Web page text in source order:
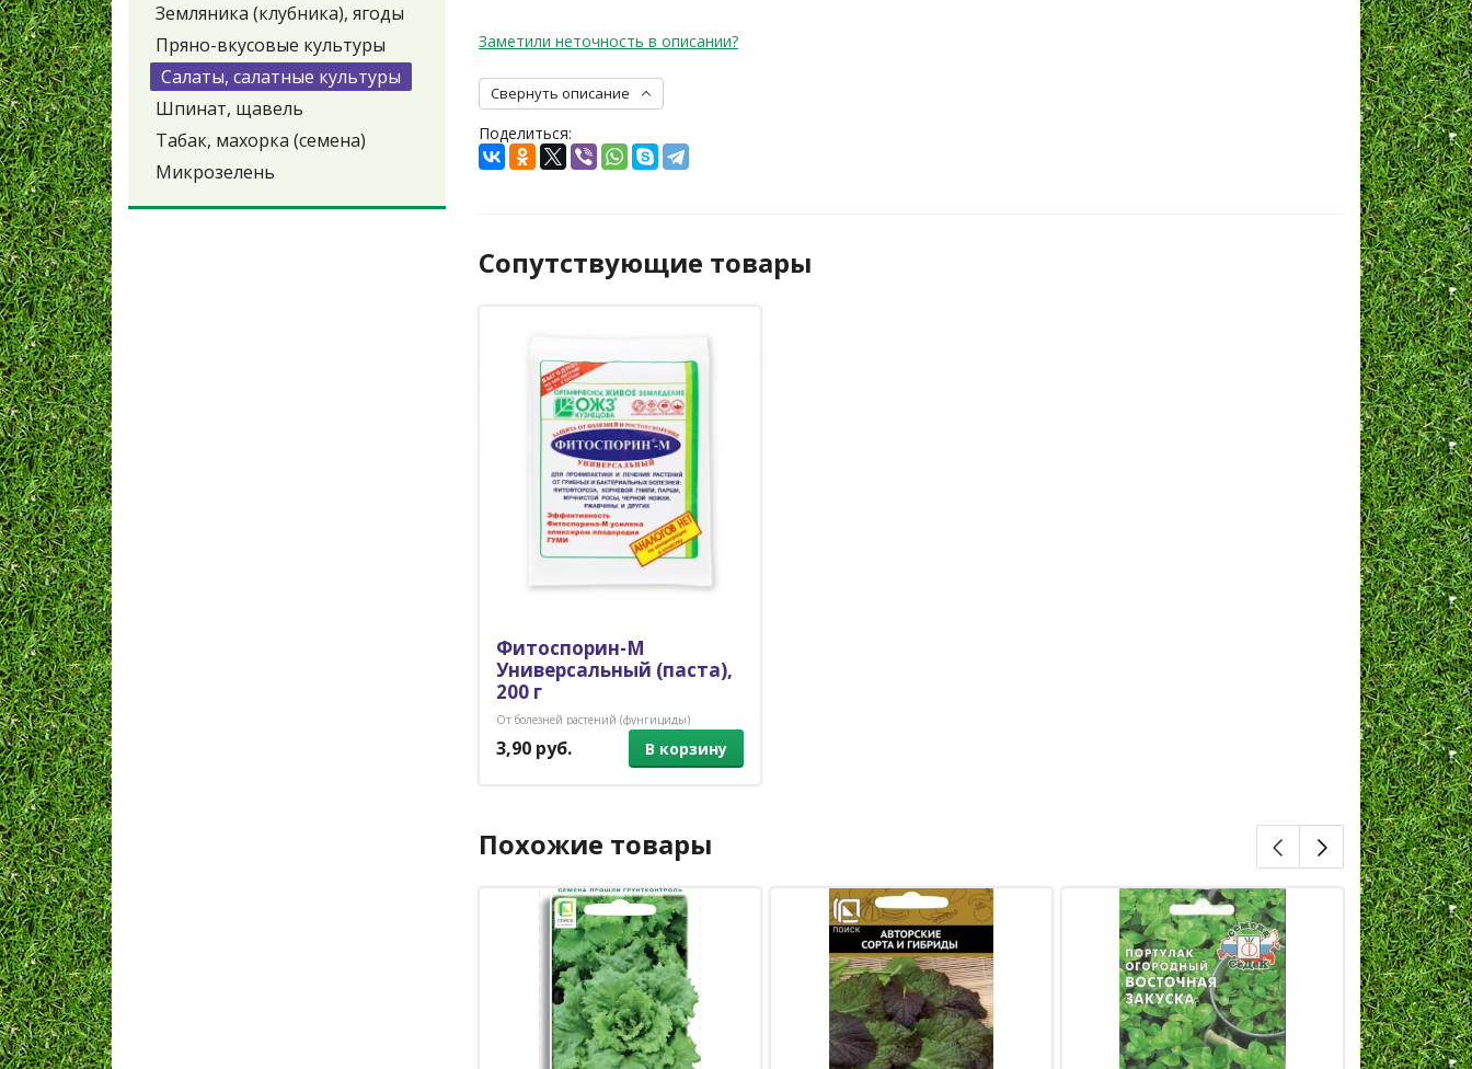
Земляника (клубника), ягоды
Пряно-вкусовые культуры
Салаты, салатные культуры
Шпинат, щавель
Табак, махорка (семена)
Микрозелень
Заметили неточность в описании?
Свернуть описание
Поделиться:
Сопутствующие товары
Фитоспорин-М
Универсальный (паста),
200 г
От болезней растений (фунгициды)
3,90 руб. В корзину
Похожие товары